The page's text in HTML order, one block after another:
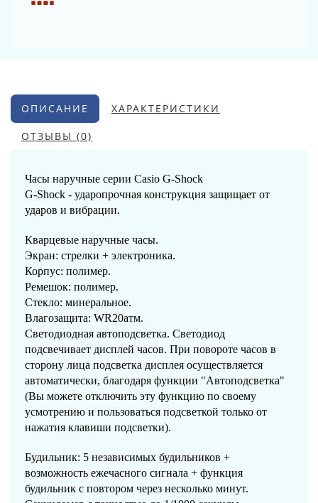
ОПИСАНИЕ ХАРАКТЕРИСТИКИ
ОТЗЫВЫ (0)
Часы наручные серии Casio G-Shock
G-Shock - ударопрочная конструкция защищает от
ударов и вибрации.
Кварцевые наручные часы.
Экран: стрелки + электроника.
Корпус: полимер.
Ремешок: полимер.
Стекло: минеральное.
Влагозащита: WR20атм.
Светодиодная автоподсветка. Светодиод
подсвечивает дисплей часов. При повороте часов в
сторону лица подсветка дисплея осуществляется
автоматически, благодаря функции "Автоподсветка"
(Вы можете отключить эту функцию по своему
усмотрению и пользоваться подсветкой только от
нажатия клавиши подсветки).
Будильник: 5 независимых будильников +
возможность ежечасного сигнала + функция
будильник с повтором через несколько минут.